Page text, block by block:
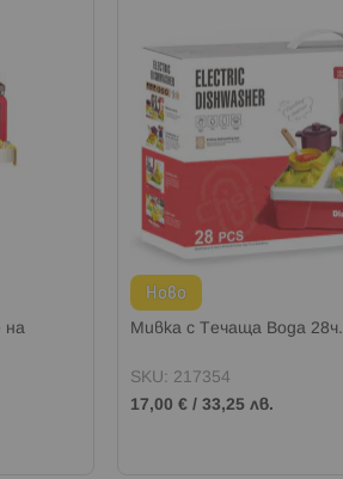
на
Ново
Мивка с Течаща Вода 28ч.
SKU: 217354
17,00 € /33,25 лв.